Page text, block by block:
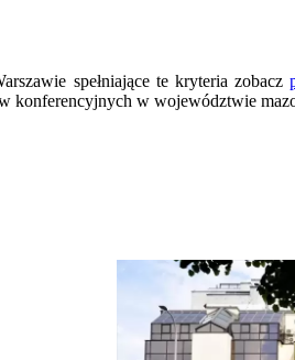
spełniające te kryteria zobacz
konferencyjnych w województwie